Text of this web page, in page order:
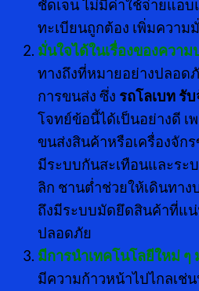
ชัดเจน ไม่มีค่าใช้จ่ายแอ
ทะเบียนถูกต้อง เพิ่มความ
มั่นใจได้ในเรื่องของควา
ทางถึงที่หมายอย่างปลอด
การขนส่ง ซึ่ง รถโลเบท รั
โจทย์ข้อนี้ได้เป็นอย่างดี เ
ขนส่งสินค้าหรือเครื่องจัก
มีระบบกันสะเทือนและระ
ลิก ชานต่ำช่วยให้เดินทาง
ถึงมีระบบมัดยึดสินค้าที่แ
ปลอดภัย
มีการนำเทคโนโลยีใหม่ ๆ
มีความก้าวหน้าไปไกลเช่